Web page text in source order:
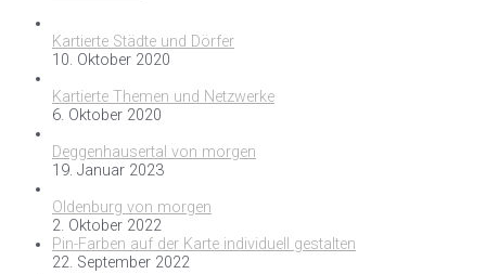
Kartierte Städte und Dörfer
10. Oktober 2020
Kartierte Themen und Netzwerke
6. Oktober 2020
Deggenhausertal von morgen
19. Januar 2023
Oldenburg von morgen
2. Oktober 2022
Pin-Farben auf der Karte individuell gestalten
22. September 2022